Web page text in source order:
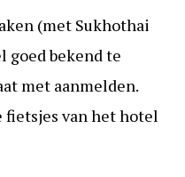
(met Sukhothai
goed bekend te
met aanmelden.
fietsjes van het hotel